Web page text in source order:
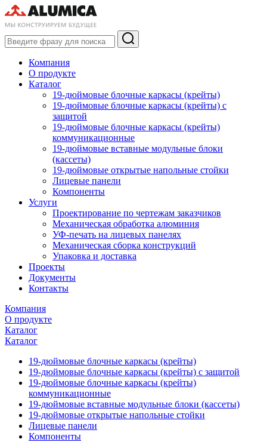
Компания
О продукте
Каталог
19-дюймовые блочные каркасы (крейты)
19-дюймовые блочные каркасы (крейты) с
защитой
19-дюймовые блочные каркасы (крейты)
коммуникационные
19-дюймовые вставные модульные блоки
(кассеты)
19-дюймовые открытые напольные стойки
Лицевые панели
Компоненты
Услуги
Проектирование по чертежам заказчиков
Механическая обработка алюминия
УФ-печать на лицевых панелях
Механическая сборка конструкций
Упаковка и доставка
Проекты
Документы
Контакты
Компания
О продукте
Каталог
Каталог
19-дюймовые блочные каркасы (крейты)
19-дюймовые блочные каркасы (крейты) с защитой
19-дюймовые блочные каркасы (крейты)
коммуникационные
19-дюймовые вставные модульные блоки (кассеты)
19-дюймовые открытые напольные стойки
Лицевые панели
Компоненты